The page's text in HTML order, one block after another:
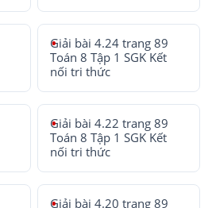
Giải bài 4.24 trang 89
Toán 8 Tập 1 SGK Kết
nối tri thức
Giải bài 4.22 trang 89
Toán 8 Tập 1 SGK Kết
nối tri thức
Giải bài 4.20 trang 89